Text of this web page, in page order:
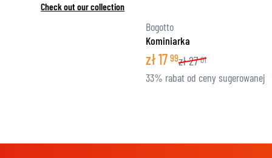
Check out our collection
Bogotto
Kominiarka
zł17 99zł27 01
33% rabat od ceny sugerowanej